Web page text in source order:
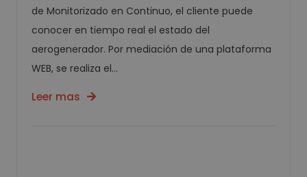
de Monitorizado en Continuo, el cliente puede
conocer en tiempo real el estado del
aerogenerador. Por mediación de una plataforma
WEB, se realiza el...
Leer mas